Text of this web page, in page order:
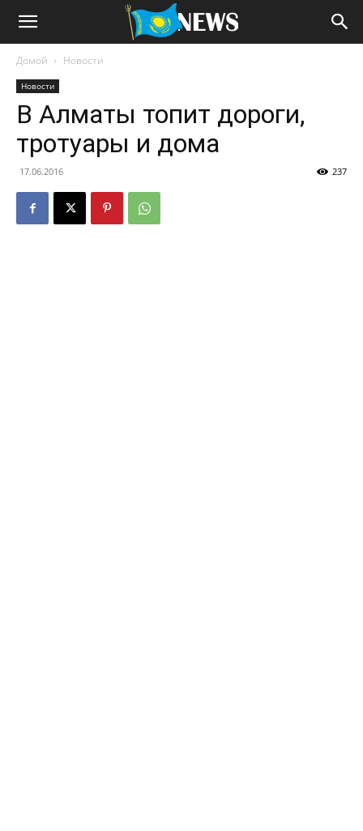
Домой Новости
Новости
В Алматы топит дороги,
тротуары и дома
17.06.2016 237